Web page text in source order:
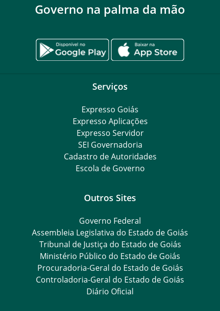
Governo na palma da mão
Serviços
Expresso Goiás
Expresso Aplicações
Expresso Servidor
SEI Governadoria
Cadastro de Autoridades
Escola de Governo
Outros Sites
Governo Federal
Assembleia Legislativa do Estado de Goiás
Tribunal de Justiça do Estado de Goiás
Ministério Público do Estado de Goiás
Procuradoria-Geral do Estado de Goiás
Controladoria-Geral do Estado de Goiás
Diário Oficial